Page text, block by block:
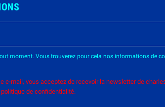
moment. Vous trouverez pour cela nos informations de
e-mail, vous acceptez de recevoir la newsletter de
de confidentialité.